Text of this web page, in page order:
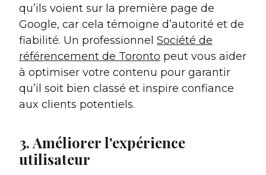
qu’ils voient sur la première page de
Google, car cela témoigne d’autorité et de
fiabilité. Un professionnel Société de
référencement de Toronto peut vous aider
à optimiser votre contenu pour garantir
qu’il soit bien classé et inspire confiance
aux clients potentiels.
3. Améliorer l'expérience
utilisateur